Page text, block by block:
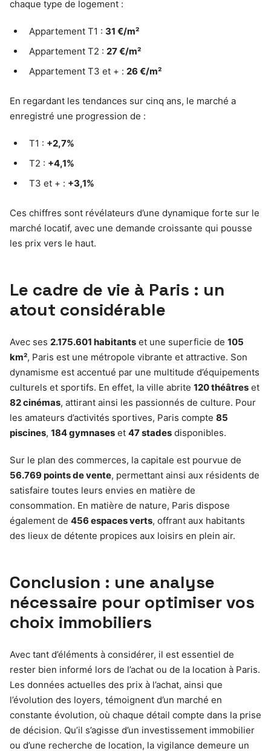
chaque type de logement :
Appartement T1 : 31 €/m²
Appartement T2 : 27 €/m²
Appartement T3 et + : 26 €/m²
En regardant les tendances sur cinq ans, le marché a
enregistré une progression de :
T1 : +2,7%
T2 : +4,1%
T3 et + : +3,1%
Ces chiffres sont révélateurs d’une dynamique forte sur le
marché locatif, avec une demande croissante qui pousse
les prix vers le haut.
Le cadre de vie à Paris : un
atout considérable
Avec ses 2.175.601 habitants et une superficie de 105
km², Paris est une métropole vibrante et attractive. Son
dynamisme est accentué par une multitude d’équipements
culturels et sportifs. En effet, la ville abrite 120 théâtres et
82 cinémas, attirant ainsi les passionnés de culture. Pour
les amateurs d’activités sportives, Paris compte 85
piscines, 184 gymnases et 47 stades disponibles.
Sur le plan des commerces, la capitale est pourvue de
56.769 points de vente, permettant ainsi aux résidents de
satisfaire toutes leurs envies en matière de
consommation. En matière de nature, Paris dispose
également de 456 espaces verts, offrant aux habitants
des lieux de détente propices aux loisirs en plein air.
Conclusion : une analyse
nécessaire pour optimiser vos
choix immobiliers
Avec tant d’éléments à considérer, il est essentiel de
rester bien informé lors de l’achat ou de la location à Paris.
Les données actuelles des prix à l’achat, ainsi que
l’évolution des loyers, témoignent d’un marché en
constante évolution, où chaque détail compte dans la prise
de décision. Qu’il s’agisse d’un investissement immobilier
ou d’une recherche de location, la vigilance demeure un